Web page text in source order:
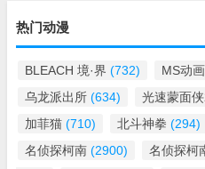
热门动漫
BLEACH 境·界 (732) MS动
乌龙派出所 (634) 光速蒙面
加菲猫 (710) 北斗神拳 (294)
名侦探柯南 (2900)
名侦探柯